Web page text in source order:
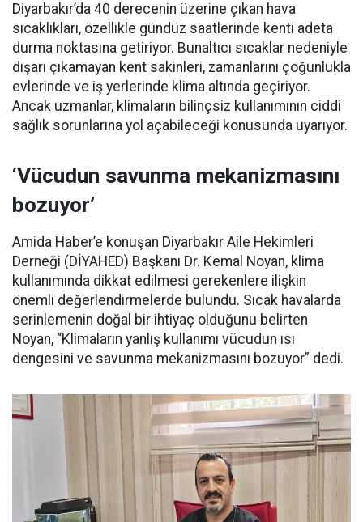
Diyarbakır’da 40 derecenin üzerine çıkan hava
sıcaklıkları, özellikle gündüz saatlerinde kenti adeta
durma noktasına getiriyor. Bunaltıcı sıcaklar nedeniyle
dışarı çıkamayan kent sakinleri, zamanlarını çoğunlukla
evlerinde ve iş yerlerinde klima altında geçiriyor.
Ancak uzmanlar, klimaların bilinçsiz kullanımının ciddi
sağlık sorunlarına yol açabileceği konusunda uyarıyor.
‘Vücudun savunma mekanizmasını
bozuyor’
Amida Haber’e konuşan Diyarbakır Aile Hekimleri
Derneği (DİYAHED) Başkanı Dr. Kemal Noyan, klima
kullanımında dikkat edilmesi gerekenlere ilişkin
önemli değerlendirmelerde bulundu. Sıcak havalarda
serinlemenin doğal bir ihtiyaç olduğunu belirten
Noyan, “Klimaların yanlış kullanımı vücudun ısı
dengesini ve savunma mekanizmasını bozuyor” dedi.